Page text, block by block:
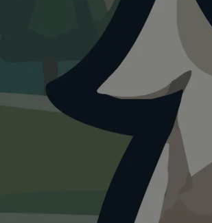
Rund um die
Heute ist ein guter Tagfür
die Piazza.
27°C und bedeckt. Kein Regen und
Sonnenlicht. Für Hunde oft die
OpenWeatherMap
2,5